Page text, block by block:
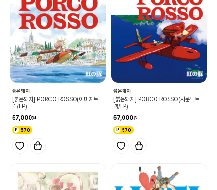
붉은돼지
[붉은돼지] PORCO ROSSO(이미지트
랙/LP)
57,000
570
붉은돼지
[붉은돼지] PORCO ROSSO(사운드트
랙/LP)
57,000
570